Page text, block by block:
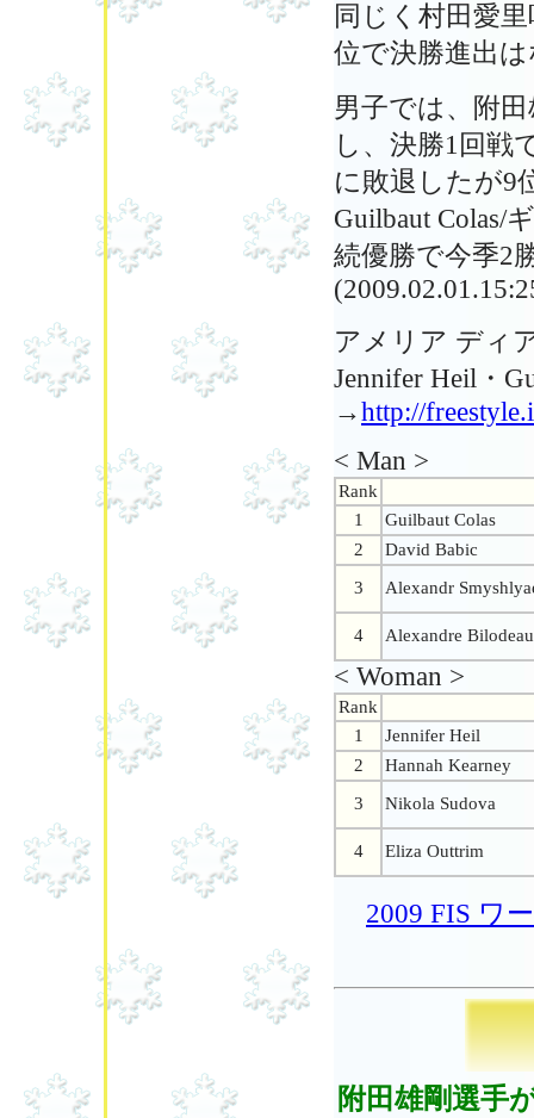
同じく村田愛
位で決勝進出
男子では、附
し、決勝1回戦
に敗退したが9
Guilbaut Colas/
続優勝で今季2
アメリア ディ
Jennifer Heil・
→http://
< Man >
Rank
1
Guilbaut Colas
2
David Babic
3
Alexandr
4 Alexandre Bilodeau
< Woman >
Rank
1
Jennifer Heil
2
Hannah Kearney
3
Nikola Sudova
4 Eliza Outtrim
2009 FIS ワ
附田雄剛選手